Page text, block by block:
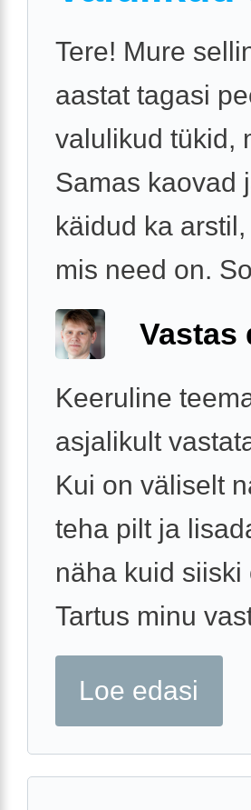
Tere! Mure
aastat tagasi
valulikud tükid,
Samas kaovad
käidud ka
mis need on.
Vastas
Keeruline
asjalikult
Kui on väliselt
teha pilt ja
näha kuid
Tartus minu
Loe edasi